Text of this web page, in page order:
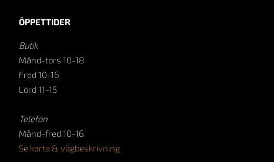
ÖPPETTIDER
Butik
Månd-tors 10-18
Fred 10-16
Lörd 11-15
Telefon
Månd-fred 10-16
Se karta & vägbeskrivning